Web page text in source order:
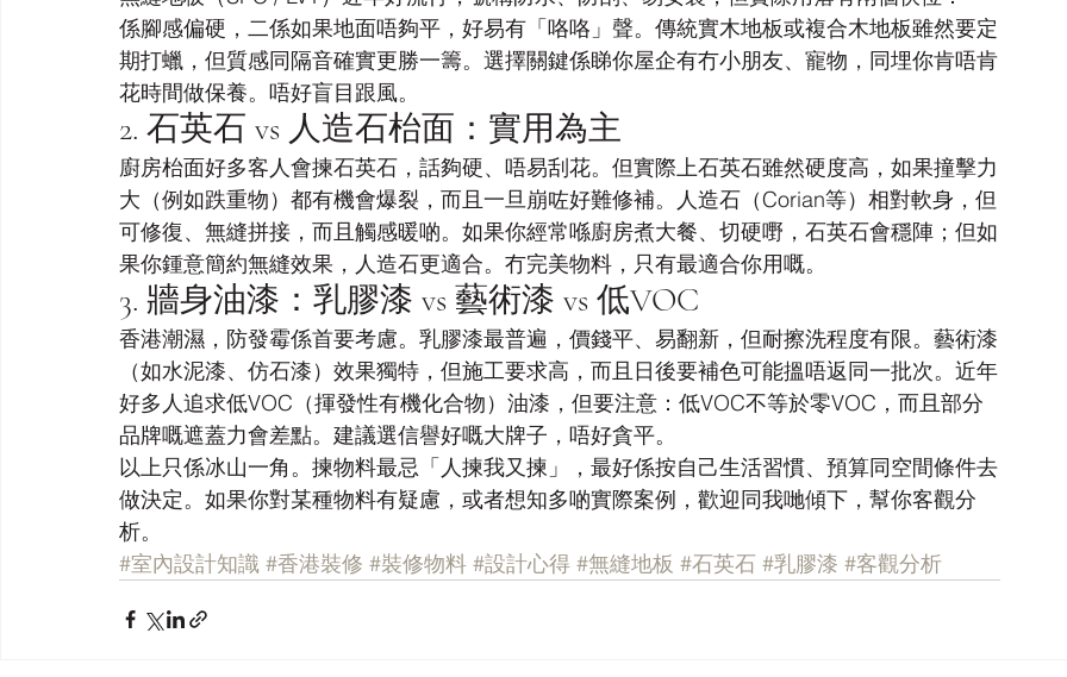
係腳感偏硬，二係如果地面唔夠平，好易有「咯咯」聲。傳統實木地板或複合木地板雖然要定
期打蠟，但質感同隔音確實更勝一籌。選擇關鍵係睇你屋企有冇小朋友、寵物，同埋你肯唔肯
花時間做保養。唔好盲目跟風。
2. 石英石 vs 人造石枱面：實用為主
廚房枱面好多客人會揀石英石，話夠硬、唔易刮花。但實際上石英石雖然硬度高，如果撞擊力
大（例如跌重物）都有機會爆裂，而且一旦崩咗好難修補。人造石（Corian等）相對軟身，但
可修復、無縫拼接，而且觸感暖啲。如果你經常喺廚房煮大餐、切硬嘢，石英石會穩陣；但如
果你鍾意簡約無縫效果，人造石更適合。冇完美物料，只有最適合你用嘅。
3. 牆身油漆：乳膠漆 vs 藝術漆 vs 低VOC
香港潮濕，防發霉係首要考慮。乳膠漆最普遍，價錢平、易翻新，但耐擦洗程度有限。藝術漆
（如水泥漆、仿石漆）效果獨特，但施工要求高，而且日後要補色可能搵唔返同一批次。近年
好多人追求低VOC（揮發性有機化合物）油漆，但要注意：低VOC不等於零VOC，而且部分
品牌嘅遮蓋力會差點。建議選信譽好嘅大牌子，唔好貪平。
以上只係冰山一角。揀物料最忌「人揀我又揀」，最好係按自己生活習慣、預算同空間條件去
做決定。如果你對某種物料有疑慮，或者想知多啲實際案例，歡迎同我哋傾下，幫你客觀分
析。
#室內設計知識 #香港裝修 #裝修物料 #設計心得 #無縫地板 #石英石 #乳膠漆 #客觀分析